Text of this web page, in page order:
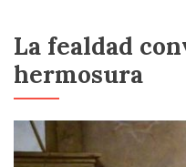
La fealdad
hermosura